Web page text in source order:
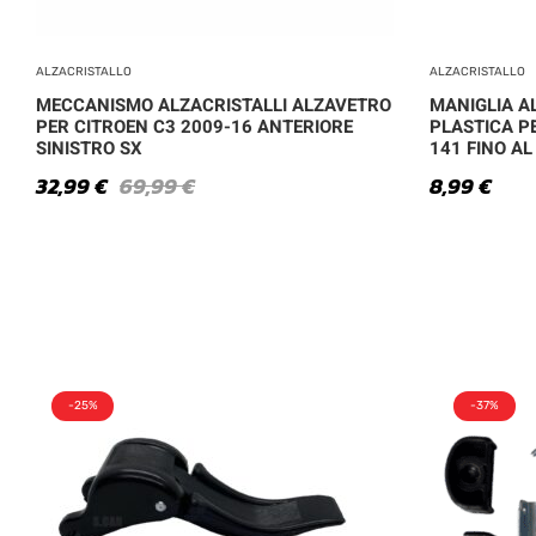
ALZACRISTALLO
MECCANISMO ALZACRISTALLI ALZAVETRO
PER CITROEN C3 2009-16 ANTERIORE
SINISTRO SX
69,99€
32,99€
ALZACRISTALLO
MANIGLIA
PLASTICA
141 FINO
8,99€
-25% -37%